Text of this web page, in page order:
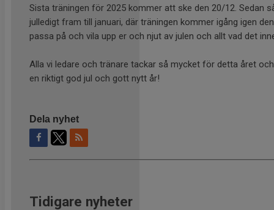
Sista träningen för 2025 kommer att ske den 20/12. Sedan
julledigt fram till januari, där träningen kommer igång igen
passa på och vila upp er och njut av julen och allt vad det
Alla vi ledare och tränare tackar så mycket för detta året
en riktigt god jul och gott nytt år!
Dela nyhet
Tidigare nyheter